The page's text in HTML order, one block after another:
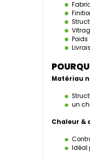
Poids
Matériau
un
Chaleur &
Idéal